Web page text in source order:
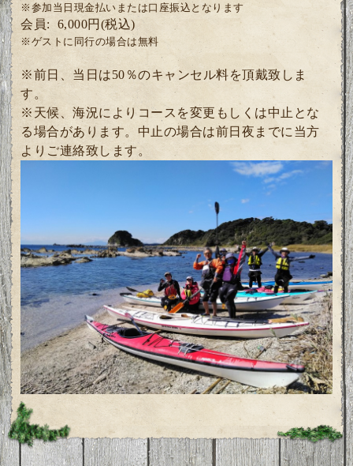
※参加当日現金払いまたは口座振込となります
会員: 6,000円(税込)
※ゲスト に同行の場合は無料
※前日、当日は50％のキャンセル料を頂戴致しま
す。
※天候、海況によりコースを変更もしくは中止とな
る場合があります。中止の場合は前日夜までに当方
よりご連絡致します。